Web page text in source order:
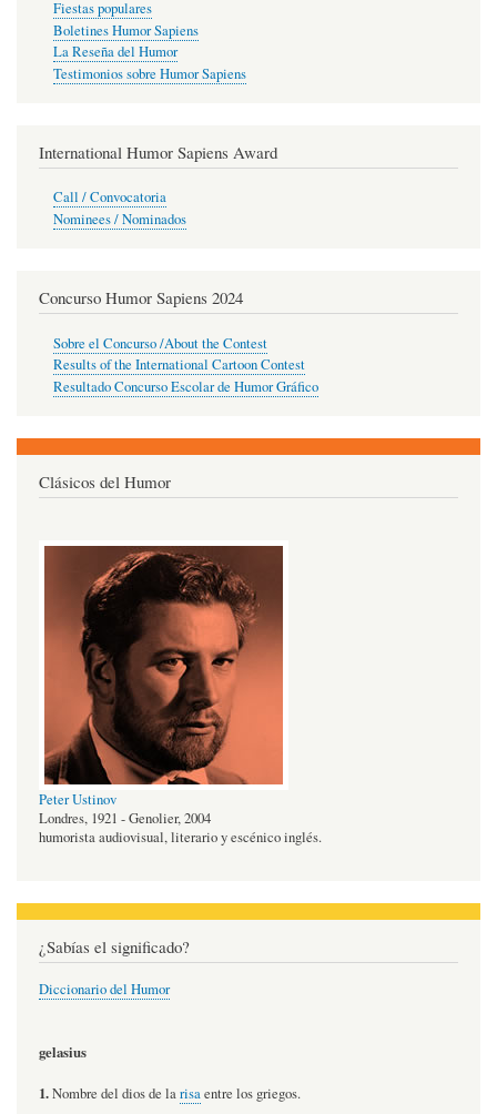
Fiestas populares
Boletines Humor Sapiens
La Reseña del Humor
Testimonios sobre Humor Sapiens
International Humor Sapiens Award
Call / Convocatoria
Nominees / Nominados
Concurso Humor Sapiens 2024
Sobre el Concurso /About the Contest
Results of the International Cartoon Contest
Resultado Concurso Escolar de Humor Gráfico
Clásicos del Humor
Peter Ustinov
Londres, 1921 - Genolier, 2004
humorista audiovisual, literario y escénico inglés.
¿Sabías el significado?
Diccionario del Humor
gelasius
1.Nombre del dios de larisaentre los griegos.